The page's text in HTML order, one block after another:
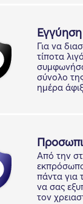
Για να
τίποτα
σύνολο
ημέρα
Από την
πάντα για
να σας
τον